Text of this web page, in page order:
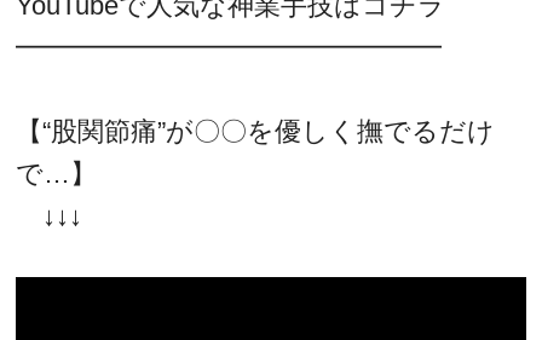
━━━━━━━━━━━━━━━━
【“股関節痛”が〇〇を優しく撫でるだけ
で…】
↓↓↓